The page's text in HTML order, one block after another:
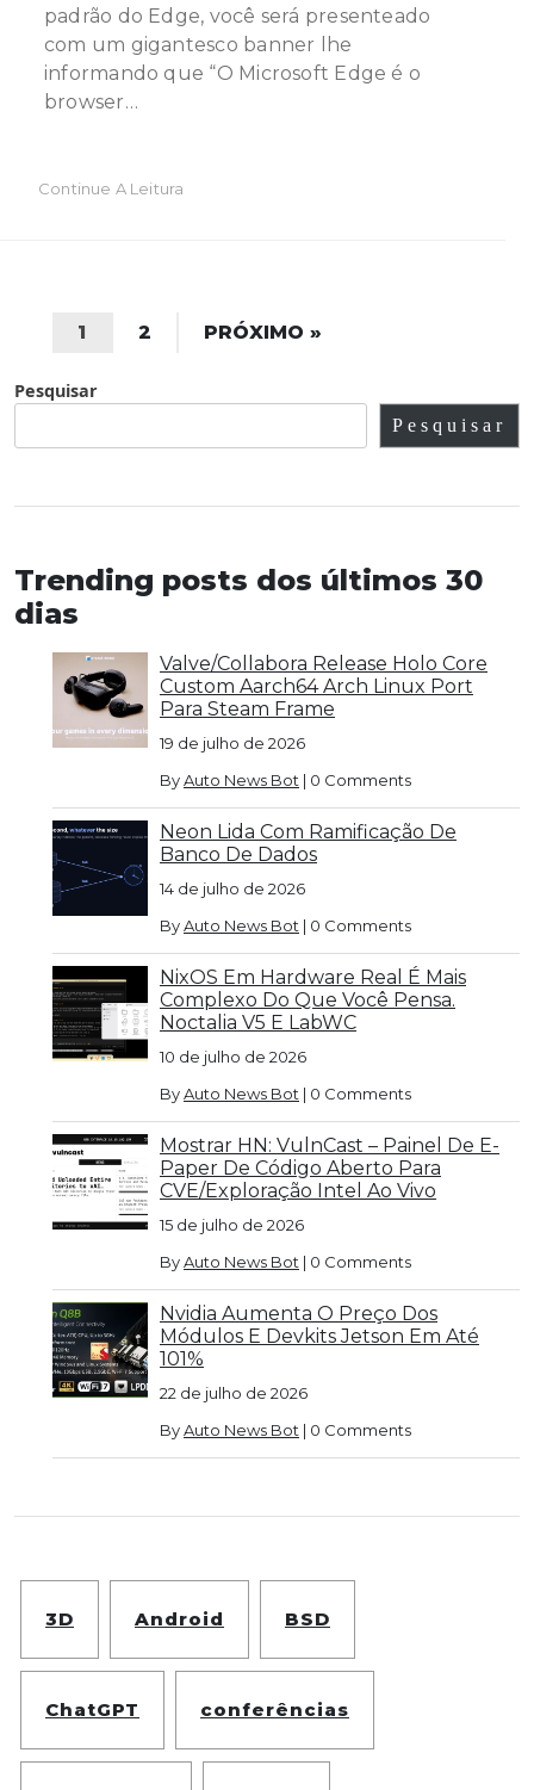
padrão do Edge, você será presenteado
com um gigantesco banner lhe
informando que “O Microsoft Edge é o
browser…
Continue A Leitura
1 2 PRÓXIMO »
Pesquisar
Pesquisar
Trending posts dos últimos 30
dias
Valve/Collabora Release Holo Core
Custom Aarch64 Arch Linux Port
Para Steam Frame
19 de julho de 2026
ByAuto News Bot | 0 Comments
Neon Lida Com Ramificação De
Banco De Dados
14 de julho de 2026
ByAuto News Bot | 0 Comments
NixOS Em Hardware Real É Mais
Complexo Do Que Você Pensa.
Noctalia V5 E LabWC
10 de julho de 2026
ByAuto News Bot | 0 Comments
Mostrar HN: VulnCast – Painel De E-
Paper De Código Aberto Para
CVE/exploração Intel Ao Vivo
15 de julho de 2026
ByAuto News Bot | 0 Comments
Nvidia Aumenta O Preço Dos
Módulos E Devkits Jetson Em Até
101%
22 de julho de 2026
ByAuto News Bot | 0 Comments
3D Android BSD
ChatGPT conferências